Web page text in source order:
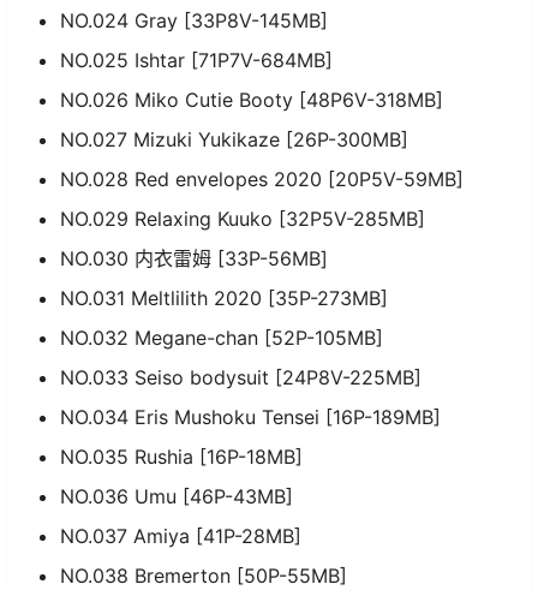
NO.024 Gray [33P8V-145MB]
NO.025 Ishtar [71P7V-684MB]
NO.026 Miko Cutie Booty [48P6V-318MB]
NO.027 Mizuki Yukikaze [26P-300MB]
NO.028 Red envelopes 2020 [20P5V-59MB]
NO.029 Relaxing Kuuko [32P5V-285MB]
NO.030 内衣雷姆 [33P-56MB]
NO.031 Meltlilith 2020 [35P-273MB]
NO.032 Megane-chan [52P-105MB]
NO.033 Seiso bodysuit [24P8V-225MB]
NO.034 Eris Mushoku Tensei [16P-189MB]
NO.035 Rushia [16P-18MB]
NO.036 Umu [46P-43MB]
NO.037 Amiya [41P-28MB]
NO.038 Bremerton [50P-55MB]